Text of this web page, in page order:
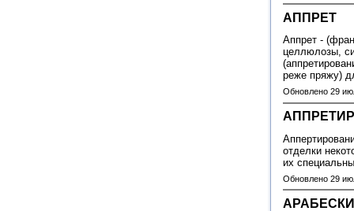
АППРЕТ
Аппрет -
целлюлозы,
реже пряжу)
Обновлено 29
отделки
их
Обновлено 29
АРАБЕСКИ